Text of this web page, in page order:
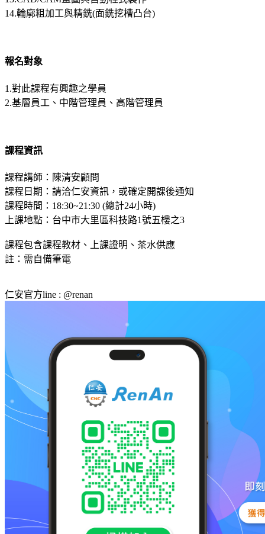
14.輪廓粗加工與精銑(面銑挖槽凸台)
報名對象
1.對此課程有興趣之學員
2.基層員工、中階管理員、高階管理員
課程資訊
課程講師：陳清安顧問
課程日期：請洽仁安資訊，或確定開課後通知
課程時間：18:30~21:30 (總計24小時)
上課地點：台中市大里區科技路1號五樓之3
課程包含課程教材、上課證明、茶水供應
註：需自備筆電
仁安官方line : @renan